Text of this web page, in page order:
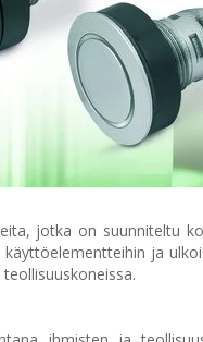
jotka on suunniteltu
ja